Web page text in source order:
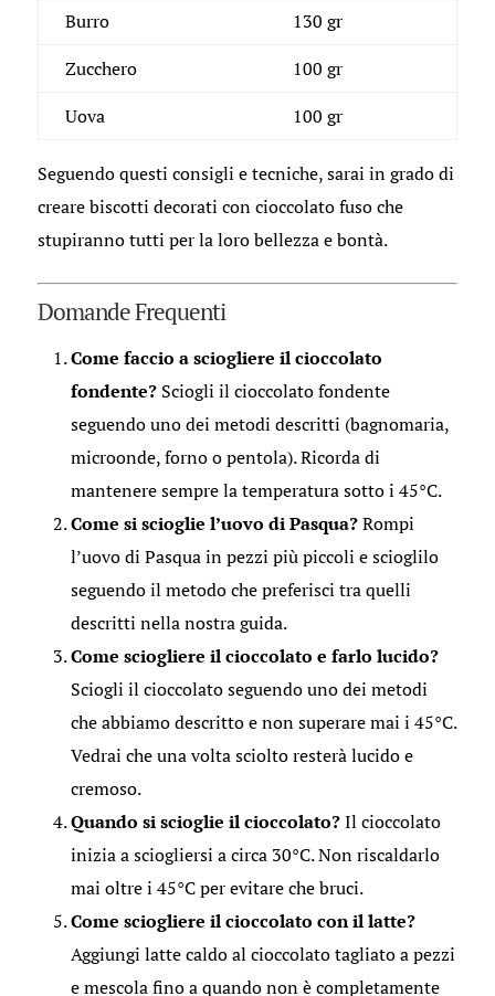
Burro
130 gr
Zucchero
100 gr
Uova
100 gr
Seguendo questi consigli e tecniche, sarai in grado di
creare biscotti decorati con cioccolato fuso che
stupiranno tutti per la loro bellezza e bontà.
Domande Frequenti
Come faccio a sciogliere il cioccolato
fondente?Sciogli il cioccolato fondente
seguendo uno dei metodi descritti (bagnomaria,
microonde, forno o pentola). Ricorda di
mantenere sempre la temperatura sotto i 45°C.
Come si scioglie l’uovo di Pasqua?Rompi
l’uovo di Pasqua in pezzi più piccoli e scioglilo
seguendo il metodo che preferisci tra quelli
descritti nella nostra guida.
Come sciogliere il cioccolato e farlo lucido?
Sciogli il cioccolato seguendo uno dei metodi
che abbiamo descritto e non superare mai i 45°C.
Vedrai che una volta sciolto resterà lucido e
cremoso.
Quando si scioglie il cioccolato?Il cioccolato
inizia a sciogliersi a circa 30°C. Non riscaldarlo
mai oltre i 45°C per evitare che bruci.
Come sciogliere il cioccolato con il latte?
Aggiungi latte caldo al cioccolato tagliato a pezzi
e mescola fino a quando non è completamente